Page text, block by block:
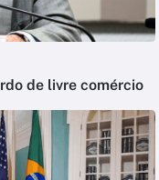
de livre comércio